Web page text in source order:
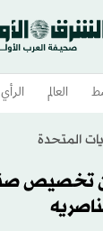
العالم الرأي
المتحدة​